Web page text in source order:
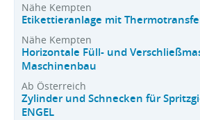
Nähe Kempten
Etikettieranlage mit
Nähe Kempten
Horizontale Füll- und
Maschinenbau
Ab Österreich
Zylinder und Schnecken für
ENGEL